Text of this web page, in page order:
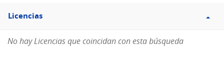
Filtro
Licencias
Licencias
No hay Licencias que coincidan con esta búsqueda